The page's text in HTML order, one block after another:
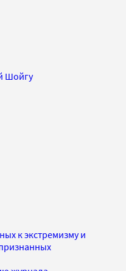
Шойгу
к экстремизму и